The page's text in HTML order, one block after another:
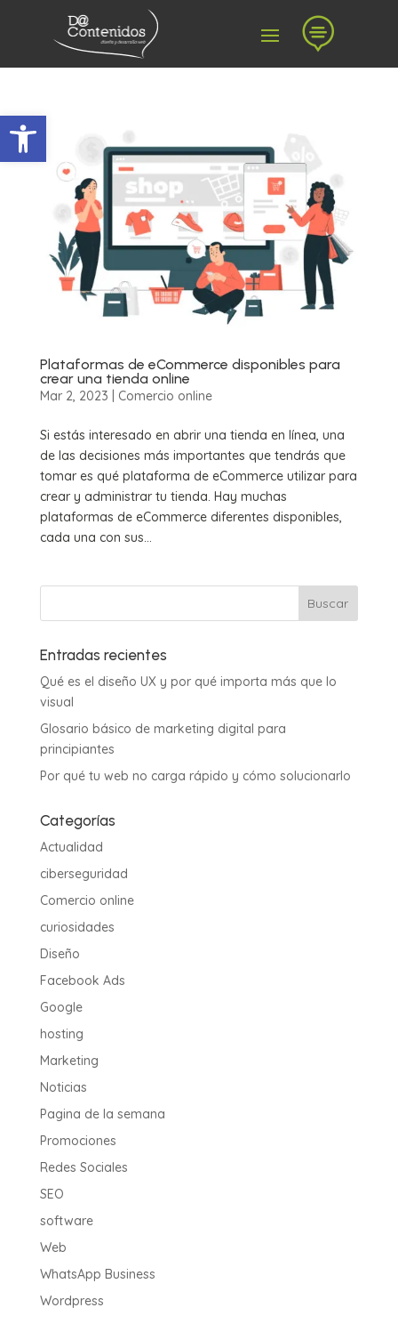
Abrir barra de herramientas

Plataformas de eCommerce disponibles para
crear una tienda online
Mar 2, 2023 Comercio online
Si estás interesado en abrir una tienda en línea, una
de las decisiones más importantes que tendrás que
tomar es qué plataforma de eCommerce utilizar para
crear y administrar tu tienda. Hay muchas
plataformas de eCommerce diferentes disponibles,
cada una con sus...
Entradas recientes
Qué es el diseño UX y por qué importa más que lo
visual
Glosario básico de marketing digital para
principiantes
Por qué tu web no carga rápido y cómo solucionarlo
Categorías
Actualidad
ciberseguridad
Comercio online
curiosidades
Diseño
Facebook Ads
Google
hosting
Marketing
Noticias
Pagina de la semana
Promociones
Redes Sociales
SEO
software
Web
WhatsApp Business
Wordpress